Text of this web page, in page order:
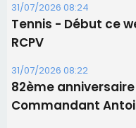
31/07/2026 08:24
Tennis - Début ce
RCPV
31/07/2026 08:22
82ème
Commandant